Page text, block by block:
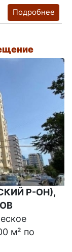
Подробнее
Р-ОН),
м² по